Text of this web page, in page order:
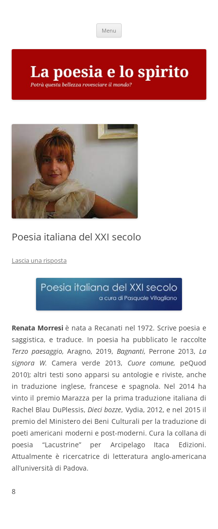
Menu
Poesia italiana del XXI secolo
Lascia una risposta
Renata Morresiè nata a Recanati nel 1972. Scrive poesia e
saggistica, e traduce. In poesia ha pubblicato le raccolte
Terzo paesaggio, Aragno, 2019, Bagnanti, Perrone 2013, La
signora W. Camera verde 2013, Cuore comune, peQuod
2010); altri testi sono apparsi su antologie e riviste, anche
in traduzione inglese, francese e spagnola. Nel 2014 ha
vinto il premio Marazza per la prima traduzione italiana di
Rachel Blau DuPlessis, Dieci bozze, Vydia, 2012, e nel 2015 il
premio del Ministero dei Beni Culturali per la traduzione di
poeti americani moderni e post-moderni. Cura la collana di
poesia “Lacustrine” per Arcipelago Itaca Edizioni.
Attualmente è ricercatrice di letteratura anglo-americana
all’università di Padova.
8